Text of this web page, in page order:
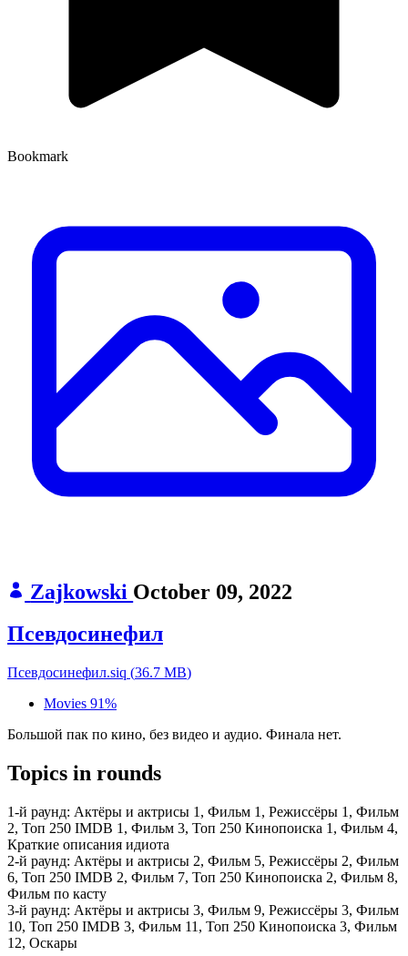
Bookmark
Zajkowski October 09, 2022
Псевдосинефил
Псевдосинефил.siq (36.7 MB)
Movies 91%
Большой пак по кино, без видео и аудио. Финала нет.
Topics in rounds
1-й раунд: Актёры и актрисы 1, Фильм 1, Режиссёры 1, Фильм
2, Топ 250 IMDB 1, Фильм 3, Топ 250 Кинопоиска 1, Фильм 4,
Краткие описания идиота
2-й раунд: Актёры и актрисы 2, Фильм 5, Режиссёры 2, Фильм
6, Топ 250 IMDB 2, Фильм 7, Топ 250 Кинопоиска 2, Фильм 8,
Фильм по касту
3-й раунд: Актёры и актрисы 3, Фильм 9, Режиссёры 3, Фильм
10, Топ 250 IMDB 3, Фильм 11, Топ 250 Кинопоиска 3, Фильм
12, Оскары